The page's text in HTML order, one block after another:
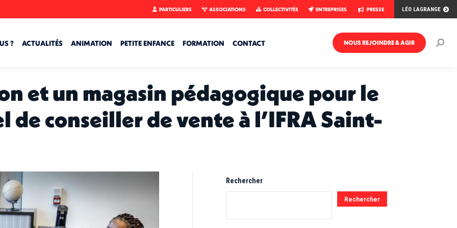
PARTICULIERS ASSOCIATIONS COLLECTIVITÉS ENTREPRISES PRESSE LÉO LAGRANGE
? ACTUALITÉS ANIMATION PETITE ENFANCE FORMATION CONTACT NOUS REJOINDRE & AGIR
et un magasin pédagogique pour le
conseiller de vente à l’IFRA Saint-
Rechercher
Rechercher